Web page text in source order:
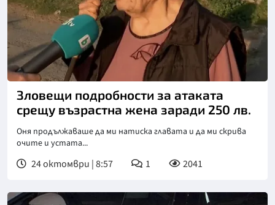
Снимка: бТВ
Зловещи подробности за атаката
срещу възрастна жена заради 250 лв.
Оня продължаваше да ми натиска главата и да ми скрива
очите и устата...
24 октомври | 8:57 1 2041